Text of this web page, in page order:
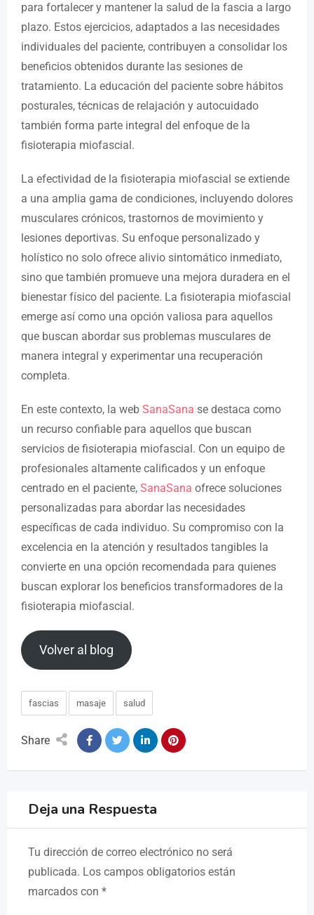
para fortalecer y mantener la salud de la fascia a largo
plazo. Estos ejercicios, adaptados a las necesidades
individuales del paciente, contribuyen a consolidar los
beneficios obtenidos durante las sesiones de
tratamiento. La educación del paciente sobre hábitos
posturales, técnicas de relajación y autocuidado
también forma parte integral del enfoque de la
fisioterapia miofascial.
La efectividad de la fisioterapia miofascial se extiende
a una amplia gama de condiciones, incluyendo dolores
musculares crónicos, trastornos de movimiento y
lesiones deportivas. Su enfoque personalizado y
holístico no solo ofrece alivio sintomático inmediato,
sino que también promueve una mejora duradera en el
bienestar físico del paciente. La fisioterapia miofascial
emerge así como una opción valiosa para aquellos
que buscan abordar sus problemas musculares de
manera integral y experimentar una recuperación
completa.
En este contexto, la web SanaSana se destaca como
un recurso confiable para aquellos que buscan
servicios de fisioterapia miofascial. Con un equipo de
profesionales altamente calificados y un enfoque
centrado en el paciente, SanaSana ofrece soluciones
personalizadas para abordar las necesidades
específicas de cada individuo. Su compromiso con la
excelencia en la atención y resultados tangibles la
convierte en una opción recomendada para quienes
buscan explorar los beneficios transformadores de la
fisioterapia miofascial.
Volver al blog
fascias masaje salud
Share
Deja una Respuesta
Tu dirección de correo electrónico no será
publicada. Los campos obligatorios están
marcados con *